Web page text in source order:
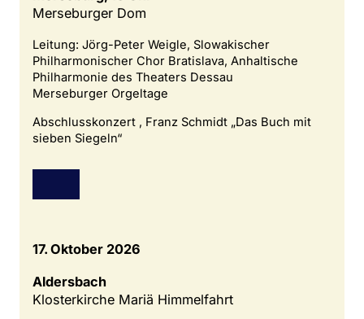
Merseburger Dom
Leitung: Jörg-Peter Weigle, Slowakischer
Philharmonischer Chor Bratislava, Anhaltische
Philharmonie des Theaters Dessau
Merseburger Orgeltage
Abschlusskonzert , Franz Schmidt „Das Buch mit
sieben Siegeln“
17. Oktober 2026
Aldersbach
Klosterkirche Mariä Himmelfahrt